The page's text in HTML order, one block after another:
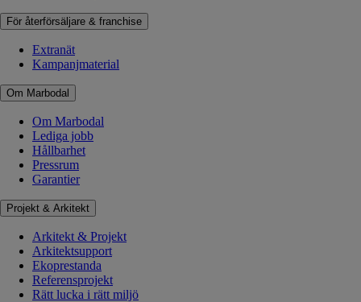
För återförsäljare & franchise
Extranät
Kampanjmaterial
Om Marbodal
Om Marbodal
Lediga jobb
Hållbarhet
Pressrum
Garantier
Projekt & Arkitekt
Arkitekt & Projekt
Arkitektsupport
Ekoprestanda
Referensprojekt
Rätt lucka i rätt miljö